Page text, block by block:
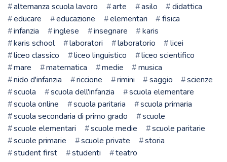
alternanza scuola lavoro arte asilo
didattica
educare
educazione elementari
fisica
infanzia
inglese insegnare
karis
karis school
laboratori laboratorio
licei
liceo classico
liceo linguistico
liceo scientifico
mare
matematica medie
musica
nido d'infanzia
riccione rimini saggio
scienze
scuola
scuola dell'infanzia
scuola elementare
scuola online
scuola paritaria
scuola primaria
scuola secondaria di primo grado
scuole
scuole elementari
scuole medie
scuole paritarie
scuole primarie
scuole private
storia
student first
studenti teatro